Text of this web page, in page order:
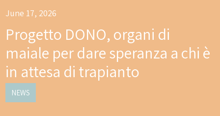
June 17, 2026
Progetto DONO, organi di
maiale per dare speranza a chi è
in attesa di trapianto
NEWS